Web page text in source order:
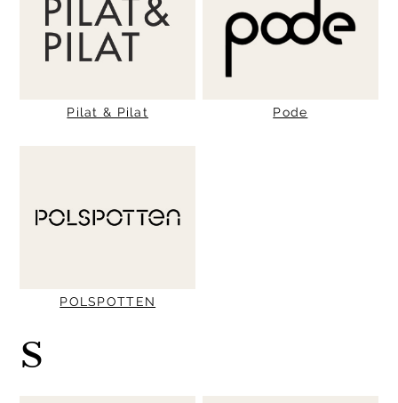
Pilat & Pilat Pode
POLSPOTTEN
S